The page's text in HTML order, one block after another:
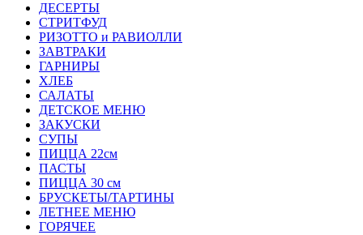
ДЕСЕРТЫ
СТРИТФУД
РИЗОТТО и РАВИОЛЛИ
ЗАВТРАКИ
ГАРНИРЫ
ХЛЕБ
САЛАТЫ
ДЕТСКОЕ МЕНЮ
ЗАКУСКИ
СУПЫ
ПИЦЦА 22см
ПАСТЫ
ПИЦЦА 30 см
БРУСКЕТЫ/ТАРТИНЫ
ЛЕТНЕЕ МЕНЮ
ГОРЯЧЕЕ